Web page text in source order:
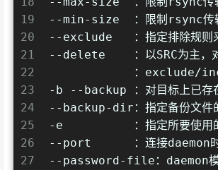
19
20
21
22
23
24
25
26
27
--min-size  ：限制rsync传输
--exclude   ：指定排除规则来
--delete    ：以SRC为主，对
：exclude/
-b --backup ：对目标上已存在
--backup-dir：指定备份文件的
-e          ：指定所要使用的
--port      ：连接daemon时
--password-file：daemon模式